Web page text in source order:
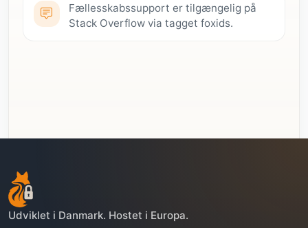
Fællesskabssupport er tilgængelig på
Stack Overflow via tagget foxids.
Udviklet i Danmark. Hostet i Europa.